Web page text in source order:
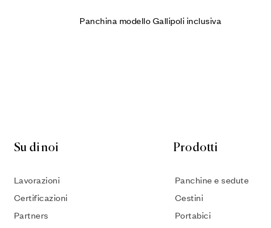
Panchina modello Gallipoli inclusiva
Su di noi
Lavorazioni
Certificazioni
Partners
Prodotti
Panchine e sedute
Cestini
Portabici